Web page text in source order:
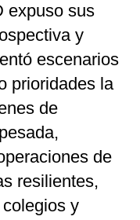
expuso sus
y
escenarios
prioridades la
de
de
resilientes,
y